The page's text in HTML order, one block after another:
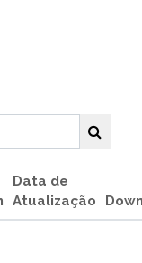
Data de
Atualização